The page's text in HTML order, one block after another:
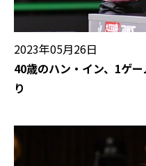
2023年05月26日
40歳のハン・イン、1ゲ
り